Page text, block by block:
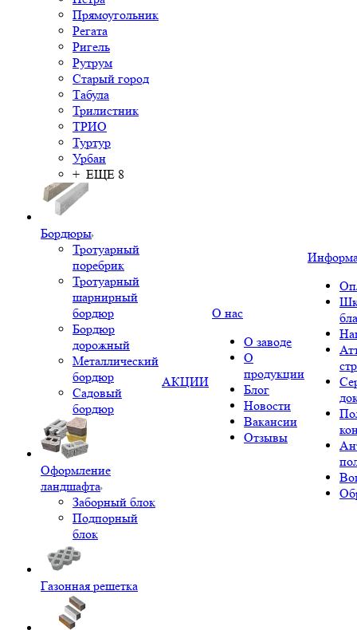
Прямоугольник
Регата
Ригель
Рутрум
Старый город
Табула
Трилистник
ТРИО
Туртур
Урбан
+ ЕЩЕ 8
Бордюры
Тротуарный
поребрик
Тротуарный
шарнирный
бордюр
Бордюр
дорожный
Металлический
бордюр
Садовый
бордюр
Оформление
ландшафта
Заборный блок
Подпорный
блок
Газонная решетка
АКЦИИ
О нас
О заводе
О
продукции
Блог
Новости
Вакансии
Отзывы